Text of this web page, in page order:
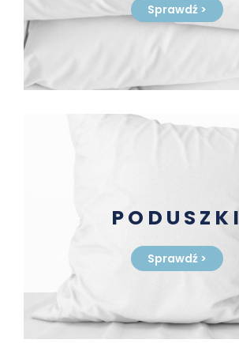
Sprawdź >
PODUSZKI
Sprawdź >